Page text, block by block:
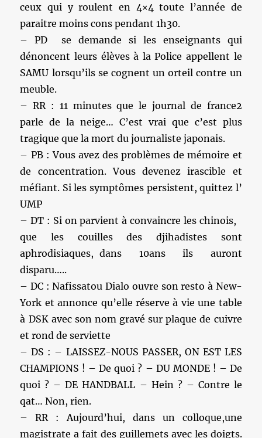
ceux qui y roulent en 4×4 toute l’année de
paraitre moins cons pendant 1h30.
– PD se demande si les enseignants qui
dénoncent leurs élèves à la Police appellent le
SAMU lorsqu’ils se cognent un orteil contre un
meuble.
– RR : 11 minutes que le journal de france2
parle de la neige… C’est vrai que c’est plus
tragique que la mort du journaliste japonais.
– PB : Vous avez des problèmes de mémoire et
de concentration. Vous devenez irascible et
méfiant. Si les symptômes persistent, quittez l’
UMP
– DT : Si on parvient à convaincre les chinois,
que les couilles des djihadistes sont
aphrodisiaques, dans 10ans ils auront
disparu…..
– DC : Nafissatou Dialo ouvre son resto à New-
York et annonce qu’elle réserve à vie une table
à DSK avec son nom gravé sur plaque de cuivre
et rond de serviette
– DS : – LAISSEZ-NOUS PASSER, ON EST LES
CHAMPIONS ! – De quoi ? – DU MONDE ! – De
quoi ? – DE HANDBALL – Hein ? – Contre le
qat… Non, rien.
– RR : Aujourd’hui, dans un colloque,une
magistrate a fait des guillemets avec les doigts.